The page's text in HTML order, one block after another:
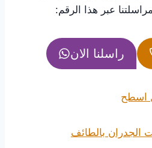
عبر هذا الرقم:
راسلنا الان
اسطح
الجدران بالطائف